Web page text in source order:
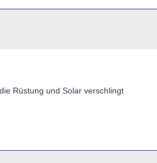
Rüstung und Solar verschlingt